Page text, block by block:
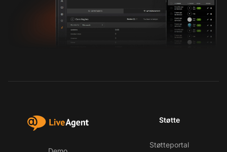
Støtte
Støtteportal